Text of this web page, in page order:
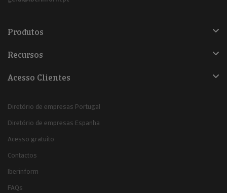
Produtos
Recursos
Acesso Clientes
Diretório de empresas Portugal
Diretório de empresas Espanha
Acesso gratuito
Contactos
Iberinform
FAQs